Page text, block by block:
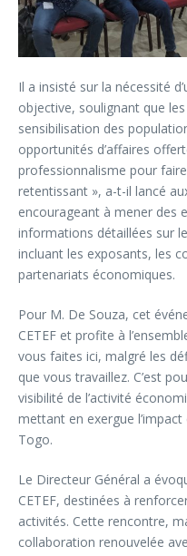
Il a insisté sur la nécessité
objective, soulignant que
sensibilisation des
opportunités d’affaires
professionnalisme pour
retentissant », a-t-il lancé
encourageant à mener des
informations détaillées sur
incluant les exposants, les
partenariats économiques.
Pour M. De Souza, cet
CETEF et profite à
vous faites ici, malgré les
que vous travaillez. C’est
visibilité de l’activité
mettant en exergue
Togo.
Le Directeur Général a
CETEF, destinées à
activités. Cette rencontre,
collaboration renouvelée